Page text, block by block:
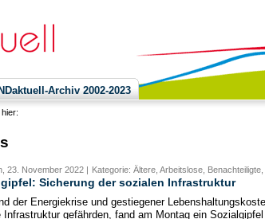
Archiv 2002-2023
23. November 2022 | Kategorie: Ältere, Arbeitslose,
Sicherung der sozialen Infrastruktur
der Energiekrise und gestiegener
Infrastruktur gefährden, fand am Montag ein